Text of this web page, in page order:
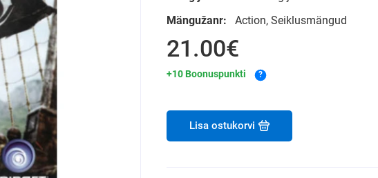
Mängužanr:
Action, Seiklusmängud
21.00€
+10 Boonuspunkti ?
Lisa ostukorvi